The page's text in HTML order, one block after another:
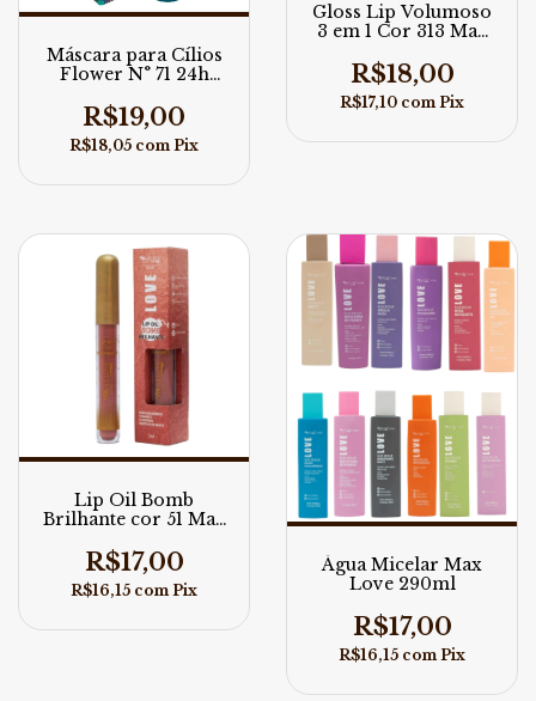
Máscara para Cílios
Flower N° 71 24h
Define Max Love
R$19,00
R$18,05 com Pix
Gloss Lip Volumoso
3 em 1 Cor 313 Max
R$18,00
R$17,10 com Pix
Lip Oil Bomb
Brilhante cor 51 Max
R$17,00
R$16,15 com Pix
Água Micelar Max
Love 290ml
R$17,00
R$16,15 com Pix